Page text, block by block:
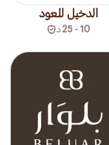
الدخيل للعود
10 - 25 د